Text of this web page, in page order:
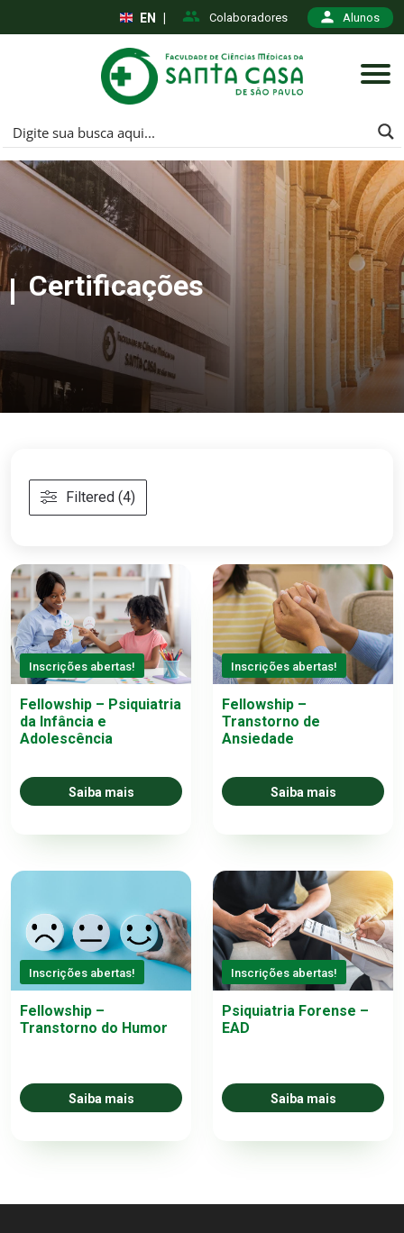
Colaboradores Alunos
EN
Certificações
Filtered (4)
Inscrições abertas!
Fellowship – Psiquiatria
da Infância e
Adolescência
Saiba mais
Inscrições abertas!
Fellowship –
Transtorno de
Ansiedade
Saiba mais
Inscrições abertas!
Fellowship –
Transtorno do Humor
Saiba mais
Inscrições abertas!
Psiquiatria Forense –
EAD
Saiba mais